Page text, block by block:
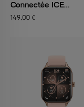
Connectée ICE...
149,00 €